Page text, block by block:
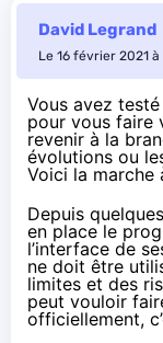
David Legrand
Le 16 février 2021 à
Vous avez
pour vous faire
revenir à la
évolutions ou
Voici la marche
Depuis
en place le
l’interface de
ne doit être
limites et des
peut vouloir
officiellement,